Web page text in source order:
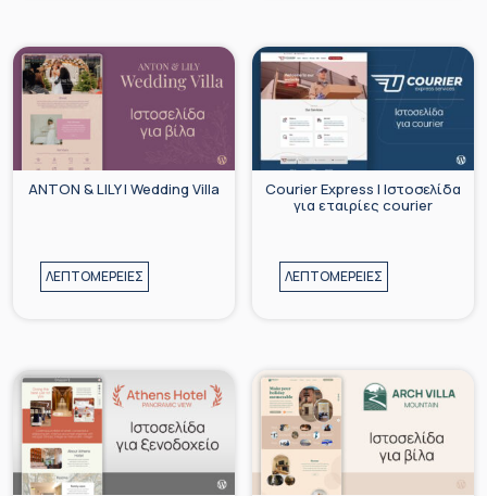
ANTON & LILY | Wedding Villa
ΛΕΠΤΟΜΕΡΕΙΕΣ
Courier Express | Ιστοσελίδα
για εταιρίες courier
ΛΕΠΤΟΜΕΡΕΙΕΣ